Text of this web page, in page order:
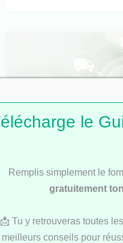
Les chaînes de
sont fabriqués les
consommons ?
le
Remplis simplement le
gratuitement
📩 Tu y retrouveras toutes les
meilleurs conseils pour